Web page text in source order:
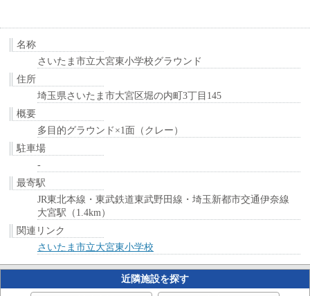
名称
さいたま市立大宮東小学校グラウンド
住所
埼玉県さいたま市大宮区堀の内町3丁目145
概要
多目的グラウンド×1面（クレー）
駐車場
-
最寄駅
JR東北本線・東武鉄道東武野田線・埼玉新都市交通伊奈線
大宮駅（1.4km）
関連リンク
さいたま市立大宮東小学校
近隣施設を探す